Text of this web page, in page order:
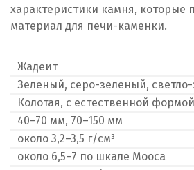
характеристики камня, которые
материал для печи-каменки.
Жадеит
Зеленый, серо-зеленый,
Колотая, с естественной
40–70 мм, 70–150 мм
около 3,2–3,5 г/см³
около 6,5–7 по шкале Мооса